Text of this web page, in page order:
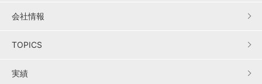
会社情報
TOPICS
実績